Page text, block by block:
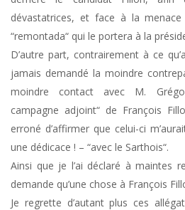
dévastatrices, et face à la
“remontada“ qui le portera à la
D’autre part, contrairement à ce
jamais demandé la moindre
moindre contact avec M.
campagne adjoint“ de François
erroné d’affirmer que celui-ci
une dédicace ! – “avec le Sarthois“.
Ainsi que je l’ai déclaré à maintes
demande qu’une chose à François
Je regrette d’autant plus ces